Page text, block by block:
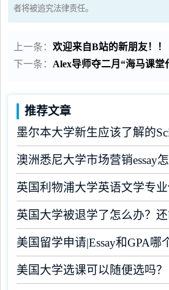
者将被追究法律责任。
上一条：欢迎来自B站的新朋友！！
下一条： Alex导师夺二月“海马课堂
推荐文章
墨尔本大学新生应该了解的
澳洲悉尼大学市场营销essay怎
英国利物浦大学英语文学专业
英国大学被退学了怎么办？还
美国留学申请|Essay和GPA哪
美国大学选课可以随便选吗？